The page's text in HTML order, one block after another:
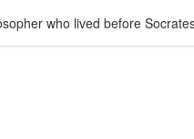
who lived before